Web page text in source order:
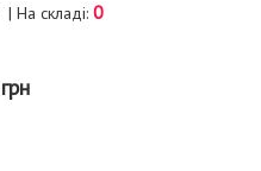
| На складі: 0